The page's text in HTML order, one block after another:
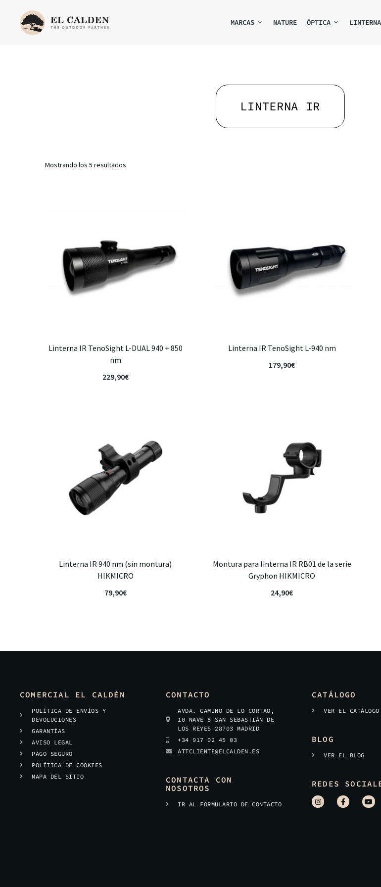
MARCAS NATURE ÓPTICA
LINTERNA IR
Mostrando los 5 resultados
Linterna IR TenoSight L-DUAL 940 + 850
nm
229,90€
Linterna IR TenoSight L-940 nm
179,90€
Linterna IR 940 nm (sin montura)
HIKMICRO
79,90€
Montura para linterna IR RB01 de la serie
Gryphon HIKMICRO
24,90€
COMERCIAL EL CALDÉN
POLÍTICA DE ENVÍOS Y
DEVOLUCIONES
GARANTÍAS
AVISO LEGAL
PAGO SEGURO
POLÍTICA DE COOKIES
MAPA DEL SITIO
CONTACTO
AVDA. CAMINO DE LO CORTAO,
10 NAVE 5 SAN SEBASTIÁN DE
LOS REYES 28703 MADRID
+34 917 02 45 03
ATTCLIENTE@ELCALDEN.ES
CONTACTA CON
NOSOTROS
IR AL FORMULARIO DE CONTACTO
CATÁLOGO
VER EL
BLOG
VER EL BLOG
REDES